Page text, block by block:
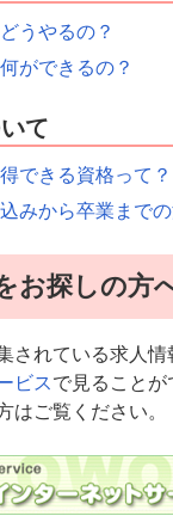
うやるの？
ができるの？
て
できる資格って？
みから卒業まで
お探しの方
されている求人情
ビスで見ることが
はご覧ください。